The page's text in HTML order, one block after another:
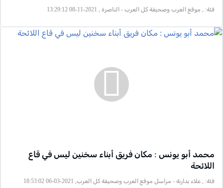
فئة: , موقع العرب وصحيفة كل العرب - الناصرة , 2021-11-08 13:29:12
محمد أبو يونس : مكان فريق أبناء سخنين ليس في قاع
اللائحة
فئة: , علاء بدارنة - مراسل موقع العرب وصحيفة كل العرب, 2021-03-06 18:53:02